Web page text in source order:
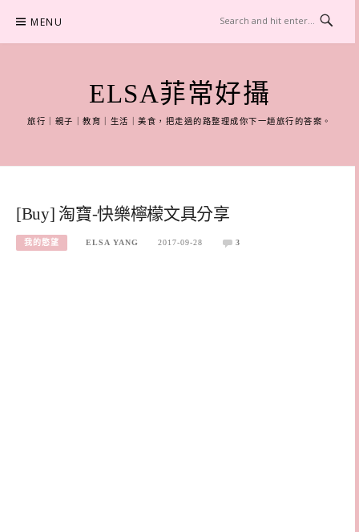
content
MENU
ELSA菲常好攝
旅行｜親子｜教育｜生活｜美食，把走過的路整理成你下一趟旅行的答案。
[Buy] 淘寶-快樂檸檬文具分享
我的慾望 ELSA YANG 2017-09-28 3